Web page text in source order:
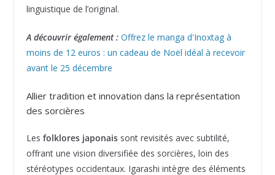
linguistique de l’original.
A découvrir également : Offrez le manga d'Inoxtag à
moins de 12 euros : un cadeau de Noël idéal à recevoir
avant le 25 décembre
Allier tradition et innovation dans la représentation
des sorcières
Les folklores japonaissont revisités avec subtilité,
offrant une vision diversifiée des sorcières, loin des
stéréotypes occidentaux. Igarashi intègre des éléments